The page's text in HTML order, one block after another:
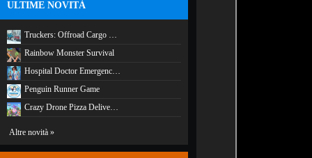
ULTIME NOVITÀ
Truckers: Offroad Cargo …
Rainbow Monster Survival
Hospital Doctor Emergenc…
Penguin Runner Game
Crazy Drone Pizza Delive…
Altre novità »